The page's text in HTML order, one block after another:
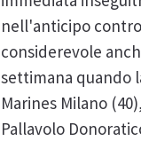
nell'anticipo
considerevole
settimana quando
Marines Milano
Pallavolo